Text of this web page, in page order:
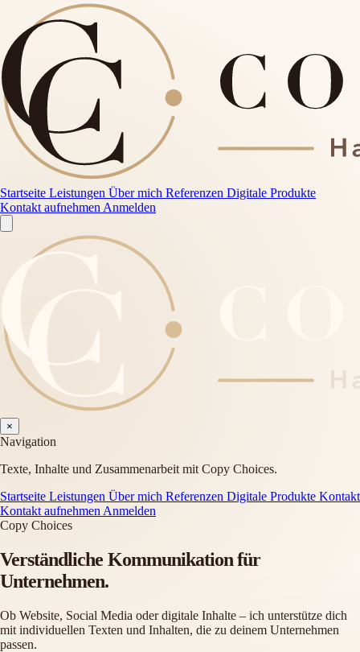
Startseite Leistungen Über mich Referenzen Digitale Produkte
Kontakt aufnehmen Anmelden
×
Navigation
Texte, Inhalte und Zusammenarbeit mit Copy Choices.
Startseite Leistungen Über mich Referenzen Digitale Produkte Kontakt
Kontakt aufnehmen Anmelden
Copy Choices
Verständliche Kommunikationfür
Unternehmen.
Ob Website, Social Media oder digitale Inhalte – ich unterstütze dich
mit individuellen Texten und Inhalten, die zu deinem Unternehmen
passen.